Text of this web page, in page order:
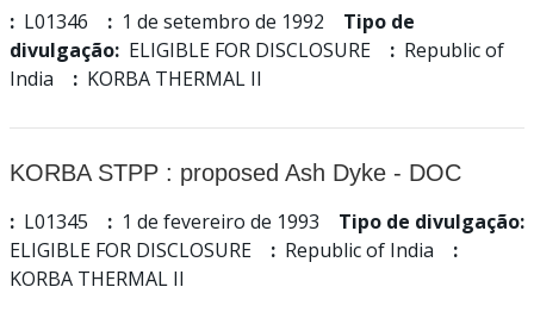
: L01346 : 1 de setembro de 1992
Tipo de
divulgação: ELIGIBLE FOR DISCLOSURE : Republic of
India
: KORBA THERMAL II
KORBA STPP : proposed Ash Dyke - DOC
: L01345 : 1 de fevereiro de 1993
Tipo de divulgação:
ELIGIBLE FOR DISCLOSURE
: Republic of India
:
KORBA THERMAL II